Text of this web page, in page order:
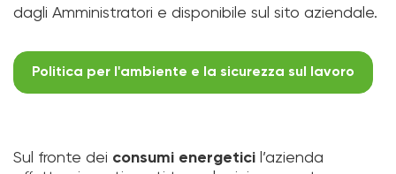
dagli Amministratori e disponibile sul sito aziendale.
Politica per l'ambiente e la sicurezza sul lavoro
Sul fronte dei consumi energetici l’azienda